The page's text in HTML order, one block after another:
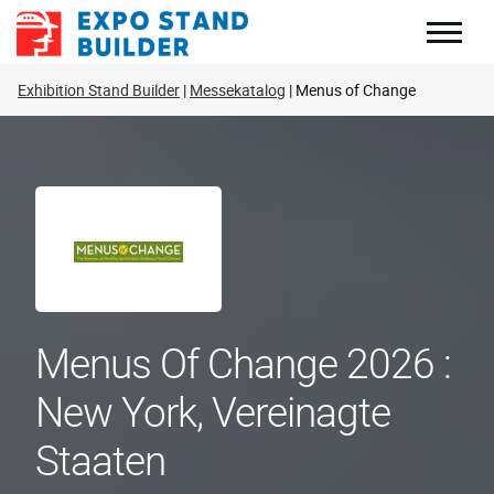
Zum
Inhalt
Exhibition Stand Builder Messekatalog Menus of Change
Menus Of Change 2026 :
New York, Vereinagte
Staaten